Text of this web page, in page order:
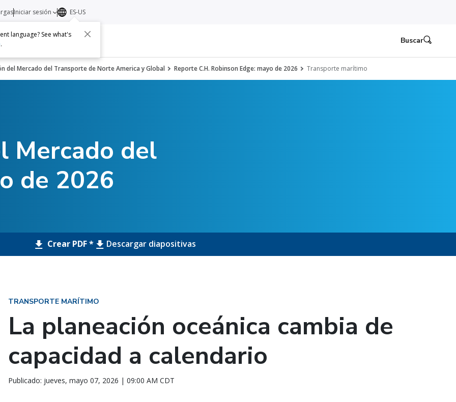
Acerca de Contacto
Iniciar sesión ES-US
language? See what's
. Buscar
del Mercado del Transporte de Norte America y Global Reporte C.H. Robinson Edge: mayo de 2026 Transporte marítimo
Mercado del
de 2026
Crear PDF * Descargar diapositivas
TRANSPORTE MARÍTIMO
La planeación oceánica cambia de
capacidad a calendario
Publicado: jueves, mayo 07, 2026 | 09:00 AM CDT